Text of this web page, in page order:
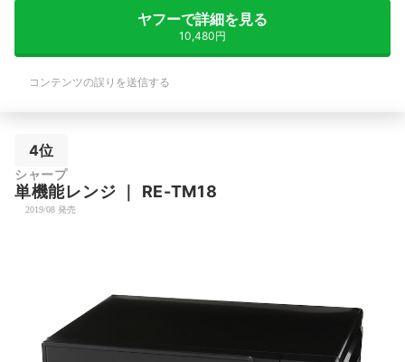
ヤフーで詳細を見る
10,480円
コンテンツの誤りを送信する
4位
シャープ
単機能レンジ ｜ RE-TM18
2019/08 発売